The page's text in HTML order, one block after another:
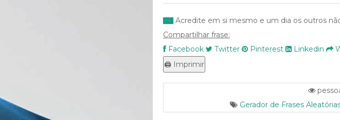
Acredite em si mesmo e um dia os outros
Compartilhar frase:
Facebook
Twitter Pinterest Linkedin
Gerador de Frases